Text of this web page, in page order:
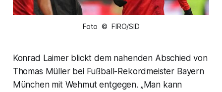
Foto © FIRO/SID
Konrad Laimer blickt dem nahenden Abschied von
Thomas Müller bei Fußball-Rekordmeister Bayern
München mit Wehmut entgegen. „Man kann